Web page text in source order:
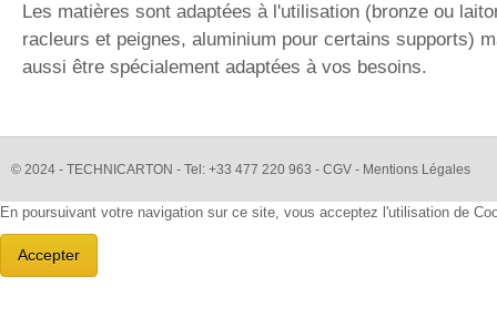
Les matières sont adaptées à l'utilisation (bronze ou
racleurs et peignes, aluminium pour certains supports)
aussi être spécialement adaptées à vos besoins.
© 2024 - TECHNICARTON - Tel: +33 477 220 963 - CGV - Mentions Légales
En poursuivant votre navigation sur ce site, vous acceptez l'utilisation de
Accepter